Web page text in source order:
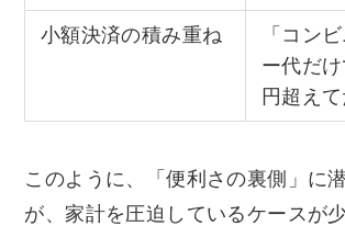
小額決済の積み重ね
「コン
ー代だ
円超えて
このように、「便利さの裏側」に
が、家計を圧迫しているケースが